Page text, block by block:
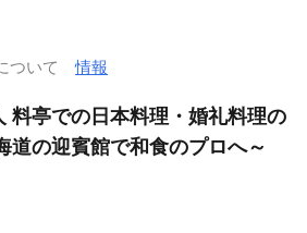
について情報
料亭での日本料理・婚礼料理の
道の迎賓館で和食のプロへ～